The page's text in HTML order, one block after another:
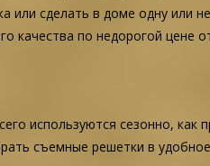
или сделать в доме одну или
качества по недорогой цене
используются сезонно, как
съемные решетки в